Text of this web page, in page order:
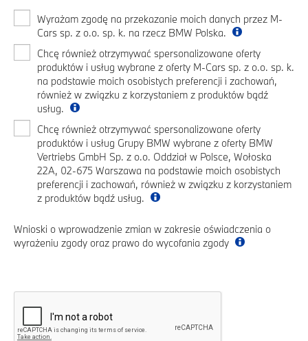
Wyrażam zgodę na przekazanie moich danych przez M-
Cars sp. z o.o. sp. k. na rzecz BMW Polska.
Chcę również otrzymywać spersonalizowane oferty
produktów i usług wybrane z oferty M-Cars sp. z o.o. sp. k.
na podstawie moich osobistych preferencji i zachowań,
również w związku z korzystaniem z produktów bądź
usług.
Chcę również otrzymywać spersonalizowane oferty
produktów i usług Grupy BMW wybrane z oferty BMW
Vertriebs GmbH Sp. z o.o. Oddział w Polsce, Wołoska
22A, 02-675 Warszawa na podstawie moich osobistych
preferencji i zachowań, również w związku z korzystaniem
z produktów bądź usług.
Wnioski o wprowadzenie zmian w zakresie oświadczenia o
wyrażeniu zgody oraz prawo do wycofania zgody